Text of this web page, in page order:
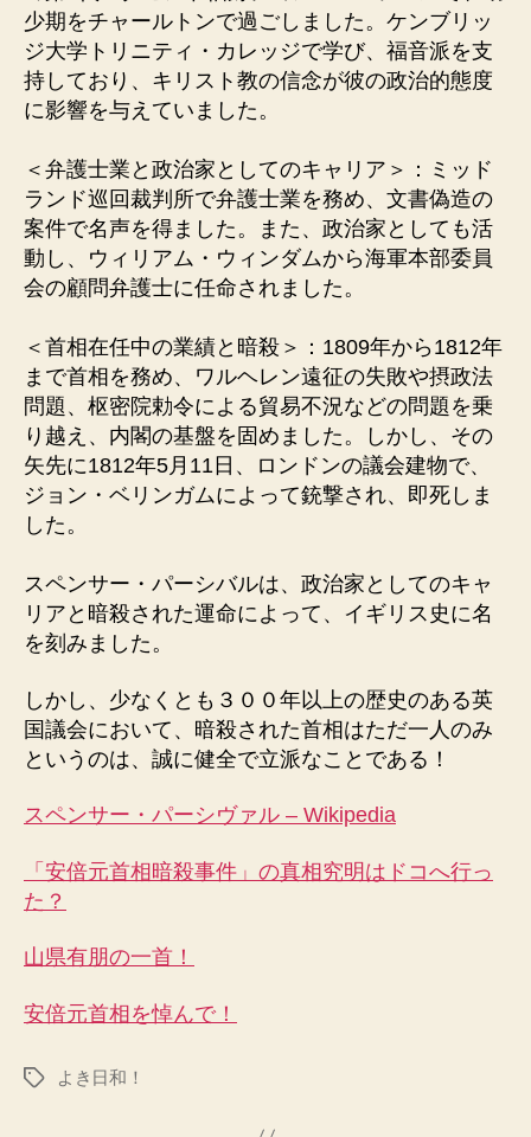
少期をチャールトンで過ごしました。ケンブリッ
ジ大学トリニティ・カレッジで学び、福音派を支
持しており、キリスト教の信念が彼の政治的態度
に影響を与えていました。
＜弁護士業と政治家としてのキャリア＞：ミッド
ランド巡回裁判所で弁護士業を務め、文書偽造の
案件で名声を得ました。また、政治家としても活
動し、ウィリアム・ウィンダムから海軍本部委員
会の顧問弁護士に任命されました。
＜首相在任中の業績と暗殺＞：1809年から1812年
まで首相を務め、ワルヘレン遠征の失敗や摂政法
問題、枢密院勅令による貿易不況などの問題を乗
り越え、内閣の基盤を固めました。しかし、その
矢先に1812年5月11日、ロンドンの議会建物で、
ジョン・ベリンガムによって銃撃され、即死しま
した。
スペンサー・パーシバルは、政治家としてのキャ
リアと暗殺された運命によって、イギリス史に名
を刻みました。
しかし、少なくとも３００年以上の歴史のある英
国議会において、暗殺された首相はただ一人のみ
というのは、誠に健全で立派なことである！
スペンサー・パーシヴァル – Wikipedia
「安倍元首相暗殺事件」の真相究明はドコへ行っ
た？
山県有朋の一首！
安倍元首相を悼んで！
タ
よき日和！